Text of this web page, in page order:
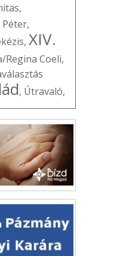
,
Péter,
, XIV.
Regina Coeli,
, Útravaló,